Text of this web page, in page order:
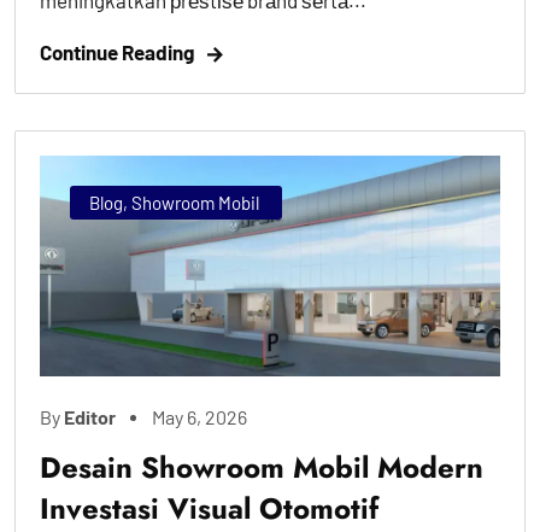
Continue Reading
Blog, Showroom Mobil
By Editor May 6, 2026
Desain Showroom Mobil Modern
Investasi Visual Otomotif